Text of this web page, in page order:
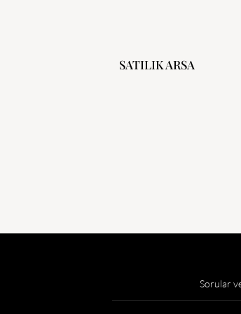
SATILIK ARSA
Sorular